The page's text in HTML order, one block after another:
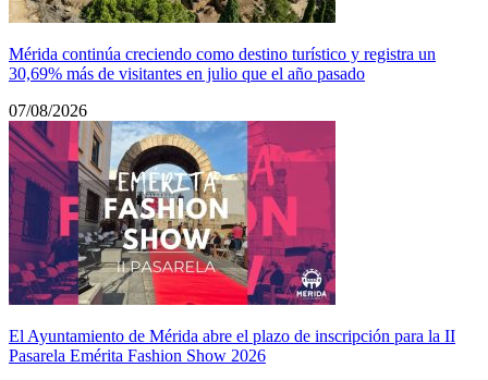
Mérida continúa creciendo como destino turístico y registra un
30,69% más de visitantes en julio que el año pasado
07/08/2026
El Ayuntamiento de Mérida abre el plazo de inscripción para la II
Pasarela Emérita Fashion Show 2026